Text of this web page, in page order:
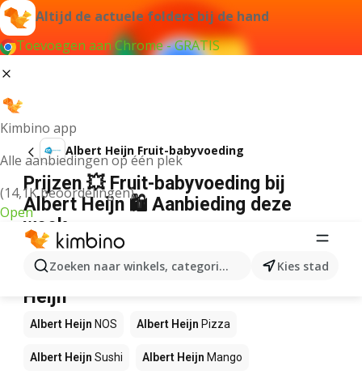
Altijd de actuele folders bij de hand
Toevoegen aan Chrome - GRATIS
Kimbino app
Alle aanbiedingen op één plek
(14,1K beoordelingen)
Open
Zoeken naar winkels, categorieën, producten...
Kies stad
Albert Heijn Fruit-babyvoeding
Prijzen 💥 Fruit-babyvoeding bij
Albert Heijn 🛍️ Aanbieding deze
week
Wij konden geen resultaten vinden voor die term.
Andere producten in winkels Albert
Heijn
Albert Heijn NOS Albert Heijn Pizza
Albert Heijn Sushi Albert Heijn Mango